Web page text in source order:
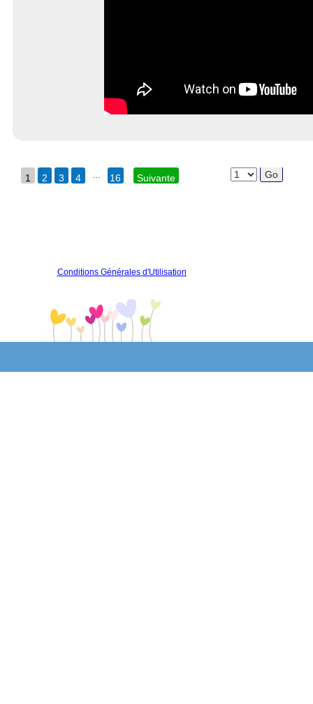
1 2 3 4 16 Suivante
Conditions Générales d'Utilisation